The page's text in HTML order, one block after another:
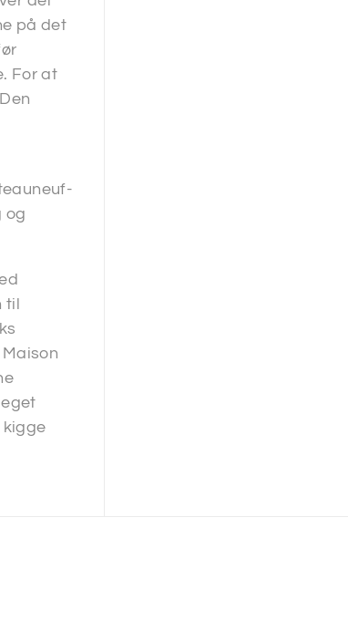
på det
For at
og
til
kigge